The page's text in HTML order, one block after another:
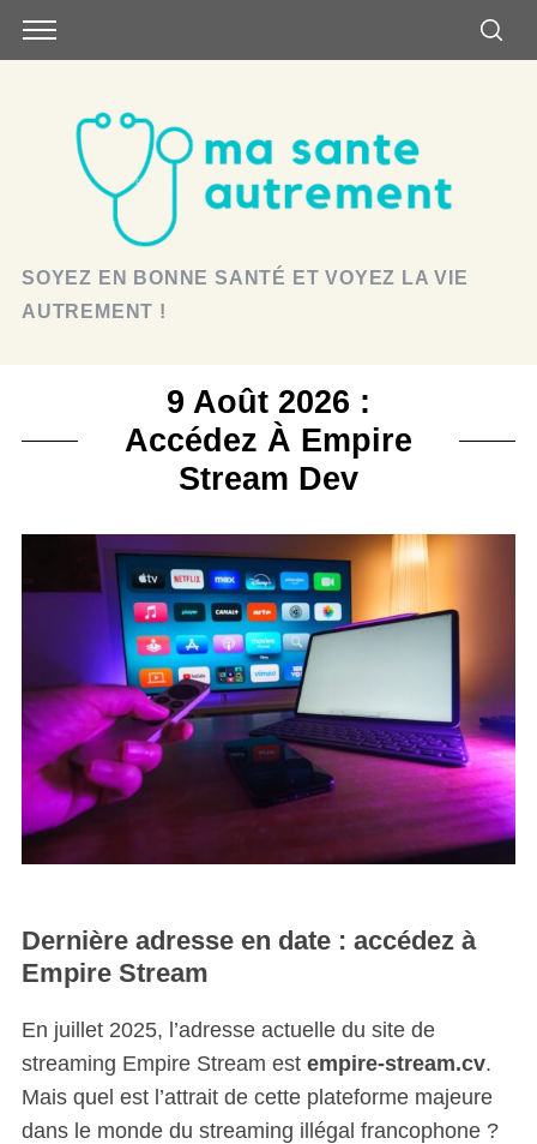
SOYEZ EN BONNE SANTÉ ET VOYEZ LA VIE
AUTREMENT !
9 Août 2026 :
Accédez À Empire
Stream Dev
Dernière adresse en date : accédez à
Empire Stream
En juillet 2025, l’adresse actuelle du site de
streaming Empire Stream est empire-stream.cv.
Mais quel est l’attrait de cette plateforme majeure
dans le monde du streaming illégal francophone ?